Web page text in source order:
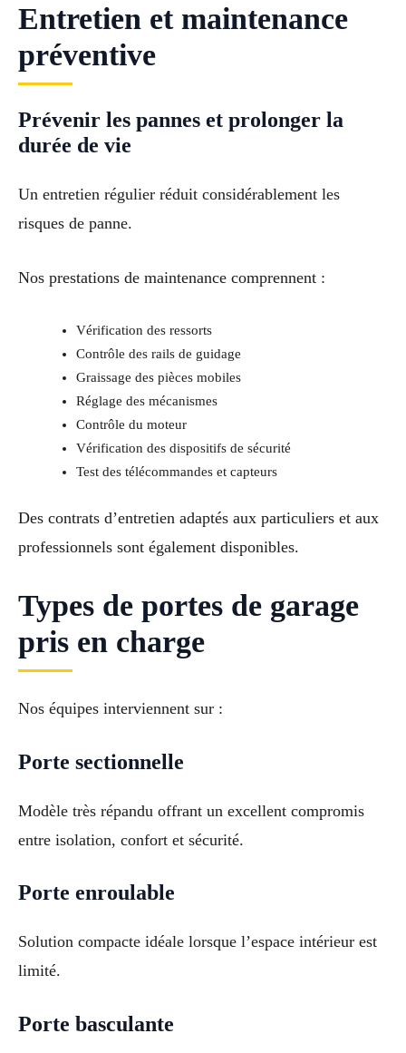
Entretien et maintenance
préventive
Prévenir les pannes et prolonger la
durée de vie
Un entretien régulier réduit considérablement les
risques de panne.
Nos prestations de maintenance comprennent :
Vérification des ressorts
Contrôle des rails de guidage
Graissage des pièces mobiles
Réglage des mécanismes
Contrôle du moteur
Vérification des dispositifs de sécurité
Test des télécommandes et capteurs
Des contrats d’entretien adaptés aux particuliers et aux
professionnels sont également disponibles.
Types de portes de garage
pris en charge
Nos équipes interviennent sur :
Porte sectionnelle
Modèle très répandu offrant un excellent compromis
entre isolation, confort et sécurité.
Porte enroulable
Solution compacte idéale lorsque l’espace intérieur est
limité.
Porte basculante